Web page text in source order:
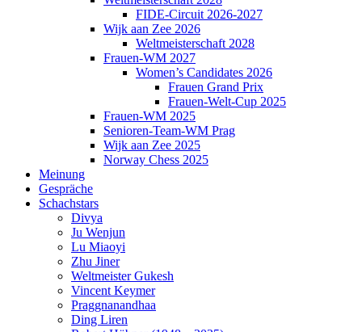
FIDE-Circuit 2026-2027
Wijk aan Zee 2026
Weltmeisterschaft 2028
Frauen-WM 2027
Women’s Candidates 2026
Frauen Grand Prix
Frauen-Welt-Cup 2025
Frauen-WM 2025
Senioren-Team-WM Prag
Wijk aan Zee 2025
Norway Chess 2025
Meinung
Gespräche
Schachstars
Divya
Ju Wenjun
Lu Miaoyi
Zhu Jiner
Weltmeister Gukesh
Vincent Keymer
Praggnanandhaa
Ding Liren